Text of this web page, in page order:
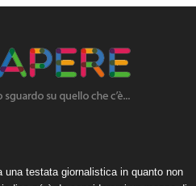
una testata giornalistica in quanto non